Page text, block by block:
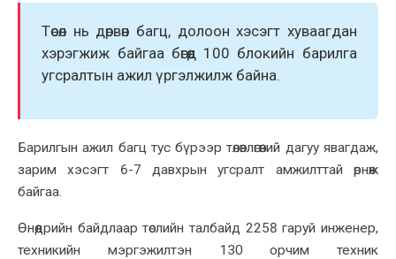
Төсөл нь дөрвөн багц, долоон хэсэгт хуваагдан
хэрэгжиж байгаа бөгөөд 100 блокийн барилга
угсралтын ажил үргэлжилж байна.
Барилгын ажил багц тус бүрээр төлөвлөгөөний дагуу явагдаж,
зарим хэсэгт 6-7 давхрын угсралт амжилттай өрнөж
байгаа.
Өнөөдрийн байдлаар төслийн талбайд 2258 гаруй инженер,
техникийн мэргэжилтэн 130 орчим техник